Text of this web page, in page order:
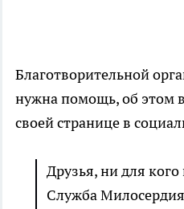
Благотворительной
нужна помощь, об этом
своей странице в
Друзья, ни для кого
Служба